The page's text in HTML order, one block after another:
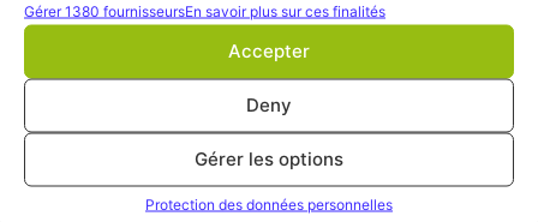
Gérer 1380 fournisseursEn savoir plus sur ces finalités
Accepter
Deny
Gérer les options
Protection des données personnelles
Comment financer une VAE ?
Plusieurs options de financement existent, telles que le
Compte Personnel de Formation (CPF), les OPCO, ou
encore le soutien de votre employeur. Pour en savoir
plus, consultez notre page sur lefinancement d’une
VAE.